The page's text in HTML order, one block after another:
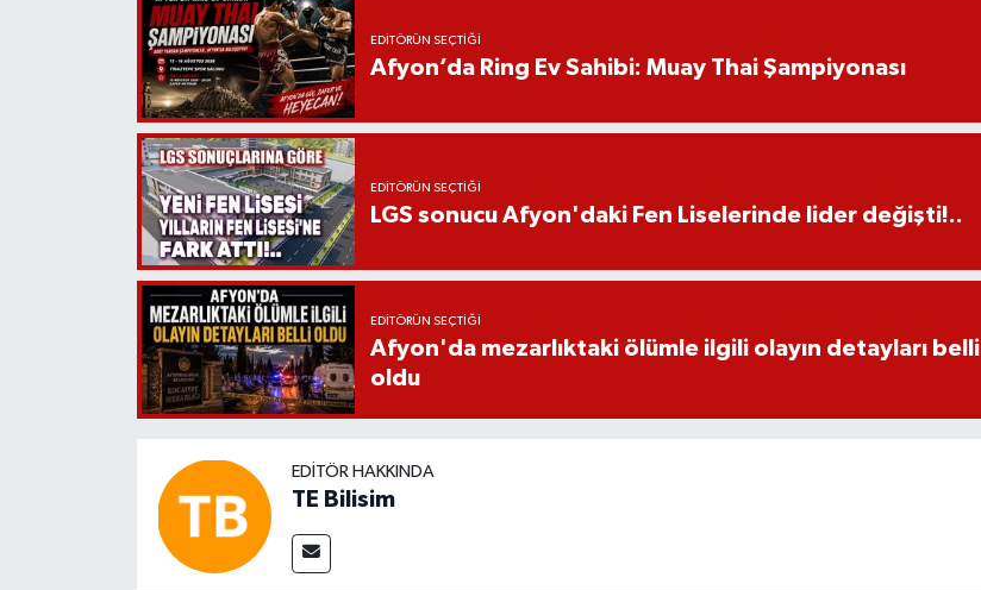
EDITÖRÜN SEÇTIĞI
Afyon’da Ring Ev Sahibi: Muay Thai Şampiyonası
EDITÖRÜN SEÇTIĞI
LGS sonucu Afyon'daki Fen Liselerinde lider değişti!..
EDITÖRÜN SEÇTIĞI
Afyon'da mezarlıktaki ölümle ilgili olayın detayları belli
oldu
EDITÖR HAKKINDA
TE Bilisim